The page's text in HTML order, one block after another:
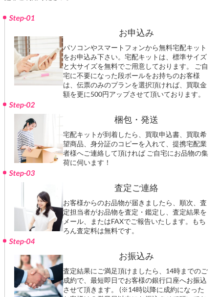
Step-01
お申込み
パソコンやスマートフォンから無料宅配キット
をお申込み下さい。宅配キットは、標準サイズ
と大サイズを無料でご用意しております。 ご自
宅に不要になった段ボールをお持ちのお客様
は、伝票のみのプランを選択頂ければ、買取金
額を更に500円アップさせて頂いております。
Step-02
梱包・発送
宅配キットが到着したら、買取申込書、買取希
望商品、身分証のコピーを入れて、提携宅配業
者様へご連絡して頂ければ ご自宅にお品物の集
荷に伺います！
Step-03
査定ご連絡
お客様からのお品物が届きましたら、順次、査
定担当者がお品物を査定・鑑定し、査定結果を
メール、またはFAXでご報告いたします。もち
ろん査定料は無料です。
Step-04
お振込み
査定結果にご満足頂けましたら、14時までのご
成約で、最短即日でお客様の銀行口座へお振込
させて頂きます。 (※14時以降に成約になった